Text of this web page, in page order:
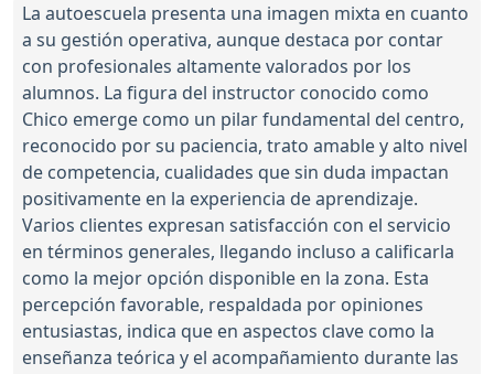
La autoescuela presenta una imagen mixta en cuanto
a su gestión operativa, aunque destaca por contar
con profesionales altamente valorados por los
alumnos. La figura del instructor conocido como
Chico emerge como un pilar fundamental del centro,
reconocido por su paciencia, trato amable y alto nivel
de competencia, cualidades que sin duda impactan
positivamente en la experiencia de aprendizaje.
Varios clientes expresan satisfacción con el servicio
en términos generales, llegando incluso a calificarla
como la mejor opción disponible en la zona. Esta
percepción favorable, respaldada por opiniones
entusiastas, indica que en aspectos clave como la
enseñanza teórica y el acompañamiento durante las